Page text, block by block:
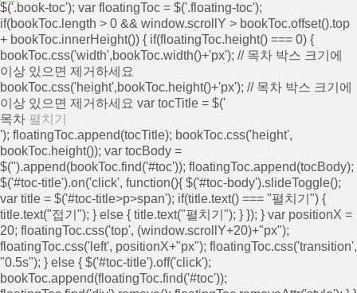
$('.book-toc'); var floatingToc = $('.floating-toc');
if(bookToc.length > 0 && window.scrollY > bookToc.offset().top
+ bookToc.innerHeight()) { if(floatingToc.height() === 0) {
bookToc.css('width',bookToc.width()+'px'); // 목차 박스 크기에
이상 있으면 제거하세요
bookToc.css('height',bookToc.height()+'px'); // 목차 박스 크기에
이상 있으면 제거하세요 var tocTitle = $('
목차 펼치기
'); floatingToc.append(tocTitle); bookToc.css('height',
bookToc.height()); var tocBody =
$('').append(bookToc.find('#toc')); floatingToc.append(tocBody);
$('#toc-title').on('click', function(){ $('#toc-body').slideToggle();
var title = $('#toc-title>p>span'); if(title.text() === "펼치기") {
title.text("접기"); } else { title.text("펼치기"); } }); } var positionX =
20; floatingToc.css('top', (window.scrollY+20)+"px");
floatingToc.css('left', positionX+"px"); floatingToc.css('transition',
"0.5s"); } else { $('#toc-title').off('click');
bookToc.append(floatingToc.find('#toc'));